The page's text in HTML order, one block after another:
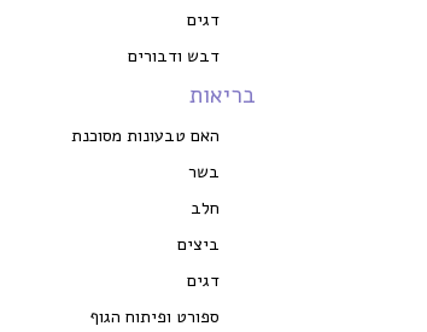
דגים
דבש ודבורים
בריאות
האם טבעונות מסוכנת
בשר
חלב
ביצים
דגים
ספורט ופיתוח הגוף